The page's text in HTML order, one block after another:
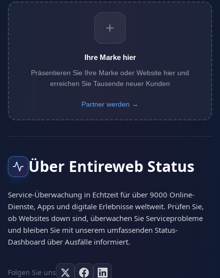
+
Ihre Marke hier
Präsentieren Sie Ihre Marke oder Website hier und
erreichen Sie Tausende neuer Kunden
Partner werden →
Über Entireweb Status
Service-Überwachung in Echtzeit für über 9000 Online-
Dienste, Apps und digitale Erlebnisse weltweit. Prüfen Sie,
ob Websites down sind, überwachen Sie Serviceprobleme
und bleiben Sie mit unserem umfassenden Status-
Dashboard über Ausfälle informiert.
Folgen Sie uns